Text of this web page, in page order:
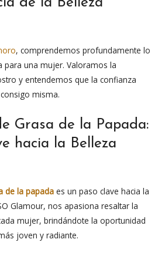
, comprendemos profundamente lo
para una mujer. Valoramos la
y entendemos que la confianza
misma.
Grasa de la Papada:
hacia la Belleza
de la papada es un paso clave hacia la
Glamour, nos apasiona resaltar la
mujer, brindándote la oportunidad
joven y radiante.